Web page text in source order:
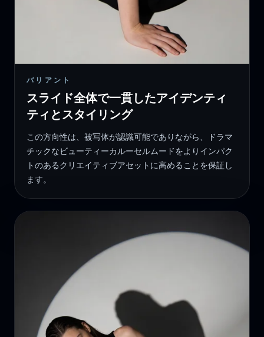
バリアント
スライド全体で一貫したアイデンティ
ティとスタイリング
この方向性は、被写体が認識可能でありながら、ドラマ
チックなビューティーカルーセルムードをよりインパク
トのあるクリエイティブアセットに高めることを保証し
ます。